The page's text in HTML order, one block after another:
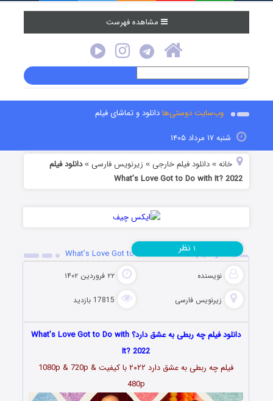
مشاهده فهرست
وب‌سایت دوستی‌هادانلود و تماشای فیلم
شنبه ۱۷ مرداد ۱۴۰۵
خانه »دانلود فیلم خارجی » زیرنویس فارسی »دانلود فیلم
What’s Love Got to Do with It? 2022
دانلود فیلم What’s Love Got to Do with It? 2022
نویسنده ۲۲ فروردین ۱۴۰۲
زیرنویس فارسی 17815 بازدید
۱ نظر
دانلود فیلم چه ربطی به عشق دارد؟ What’s Love Got to Do with
It? 2022
فیلم چه ربطی به عشق دارد ۲۰۲۲
با کیفیت 1080p & 720p &
480p